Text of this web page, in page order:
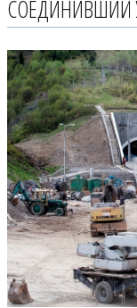
СОЕДИНИВШИЙ